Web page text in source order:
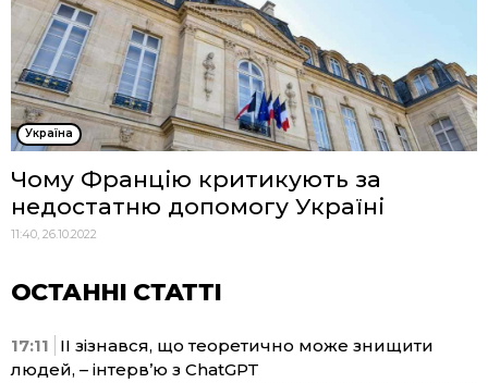
Україна
Чому Францію критикують за
недостатню допомогу Україні
11:40, 26.10.2022
ОСТАННІ СТАТТІ
17:11
ІІ зізнався, що теоретично може знищити
людей, – інтерв’ю з ChatGPT